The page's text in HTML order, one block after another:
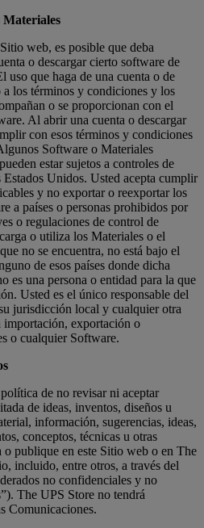
Materiales
web, es posible que deba
o descargar cierto software de
uso que haga de una cuenta o de
los términos y condiciones y los
o se proporcionan con el
Al abrir una cuenta o descargar
con esos términos y condiciones
Software o Materiales
estar sujetos a controles de
Unidos. Usted acepta cumplir
y no exportar o reexportar los
a países o personas prohibidos por
o regulaciones de control de
o utiliza los Materiales o el
no se encuentra, no está bajo el
de esos países donde dicha
es una persona o entidad para la que
Usted es el único responsable del
jurisdicción local y cualquier otra
importación, exportación o
o cualquier Software.
de no revisar ni aceptar
de ideas, inventos, diseños u
información, sugerencias, ideas,
conceptos, técnicas u otras
o publique en este Sitio web o en The
incluido, entre otros, a través del
no confidenciales y no
The UPS Store no tendrá
Comunicaciones.